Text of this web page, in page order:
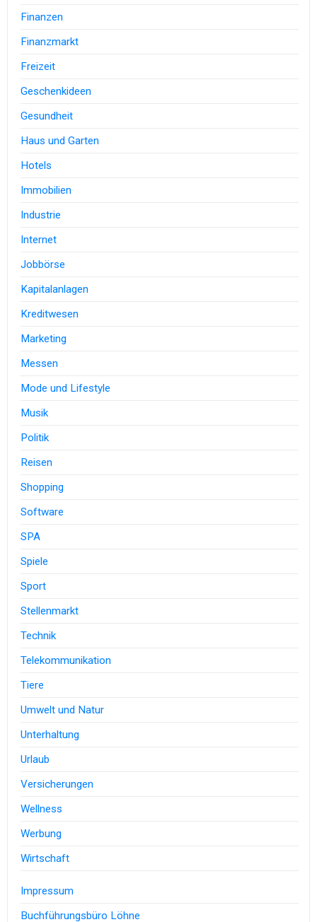
Finanzen
Finanzmarkt
Freizeit
Geschenkideen
Gesundheit
Haus und Garten
Hotels
Immobilien
Industrie
Internet
Jobbörse
Kapitalanlagen
Kreditwesen
Marketing
Messen
Mode und Lifestyle
Musik
Politik
Reisen
Shopping
Software
SPA
Spiele
Sport
Stellenmarkt
Technik
Telekommunikation
Tiere
Umwelt und Natur
Unterhaltung
Urlaub
Versicherungen
Wellness
Werbung
Wirtschaft
Impressum
Buchführungsbüro Löhne